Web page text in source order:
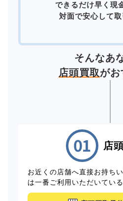
できるだけ早く現
対面で安心して取
そんなあ
店頭買取がお
店
お近くの店舗へ直接お持ち
は一番ご利用いただいてい